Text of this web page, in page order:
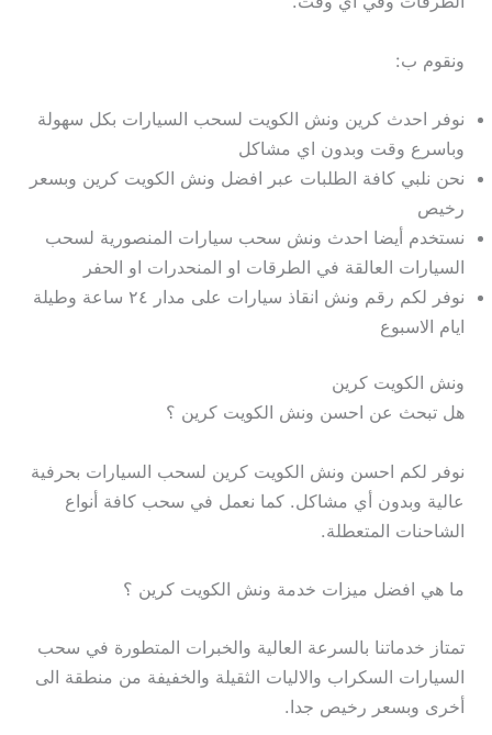
ونقوم ب:
نوفر احدث كرين ونش الكويت لسحب السيارات بكل سهولة
وباسرع وقت وبدون اي مشاكل
نحن نلبي كافة الطلبات عبر افضل ونش الكويت كرين وبسعر
رخيص
نستخدم أيضا احدث ونش سحب سيارات المنصورية لسحب
السيارات العالقة في الطرقات او المنحدرات او الحفر
نوفر لكم رقم ونش انقاذ سيارات على مدار ٢٤ ساعة وطيلة
ايام الاسبوع
ونش الكويت كرين
هل تبحث عن احسن ونش الكويت كرين ؟
نوفر لكم احسن ونش الكويت كرين لسحب السيارات بحرفية
عالية وبدون أي مشاكل. كما نعمل في سحب كافة أنواع
الشاحنات المتعطلة.
ما هي افضل ميزات خدمة ونش الكويت كرين ؟
تمتاز خدماتنا بالسرعة العالية والخبرات المتطورة في سحب
السيارات السكراب والاليات الثقيلة والخفيفة من منطقة الى
أخرى وبسعر رخيص جدا.